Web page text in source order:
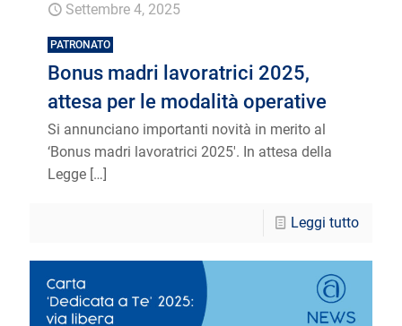
Settembre 4, 2025
PATRONATO
Bonus madri lavoratrici 2025,
attesa per le modalità operative
Si annunciano importanti novità in merito al
‘Bonus madri lavoratrici 2025′. In attesa della
Legge […]
Leggi tutto